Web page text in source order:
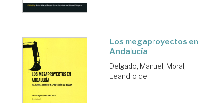
Los megaproyectos en
Andalucía
Delgado, Manuel; Moral,
Leandro del